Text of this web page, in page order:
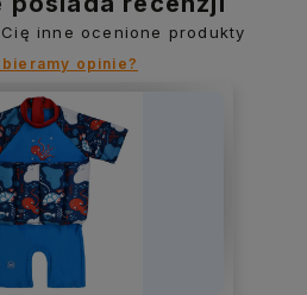
inne ocenione produkty
opinie?